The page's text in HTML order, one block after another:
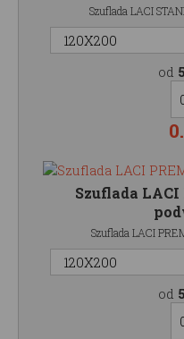
Szuflada LACI
od
Szuflada LACI
Szuflada LACI
od